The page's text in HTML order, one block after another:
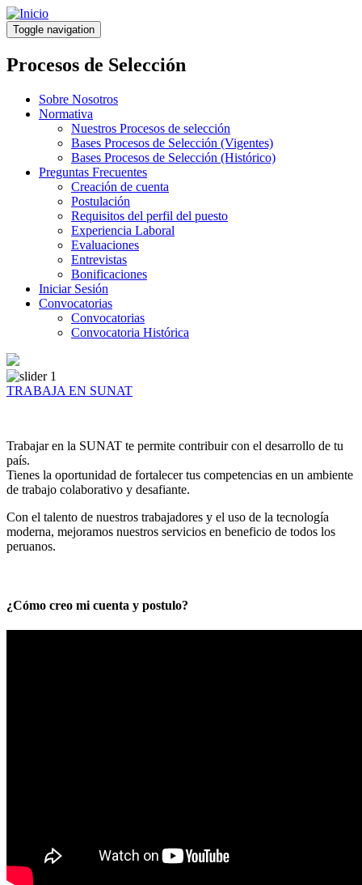
Pasar
al
contenido
principal
Toggle navigation
Procesos de Selección
Sobre Nosotros
Normativa
Nuestros Procesos de selección
Bases Procesos de Selección (Vigentes)
Bases Procesos de Selección (Histórico)
Preguntas Frecuentes
Creación de cuenta
Postulación
Requisitos del perfil del puesto
Experiencia Laboral
Evaluaciones
Entrevistas
Bonificaciones
Iniciar Sesión
Convocatorias
Convocatorias
Convocatoria Histórica
TRABAJA EN SUNAT
Trabajar en la SUNAT te permite contribuir con el desarrollo de tu
país.
Tienes la oportunidad de fortalecer tus competencias en un ambiente
de trabajo colaborativo y desafiante.
Con el talento de nuestros trabajadores y el uso de la tecnología
moderna, mejoramos nuestros servicios en beneficio de todos los
peruanos.
¿Cómo creo mi cuenta y postulo?